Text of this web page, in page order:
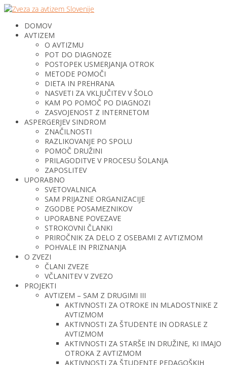
DOMOV
AVTIZEM
O AVTIZMU
POT DO DIAGNOZE
POSTOPEK USMERJANJA OTROK
METODE POMOČI
DIETA IN PREHRANA
NASVETI ZA VKLJUČITEV V ŠOLO
KAM PO POMOČ PO DIAGNOZI
ZASVOJENOST Z INTERNETOM
ASPERGERJEV SINDROM
ZNAČILNOSTI
RAZLIKOVANJE PO SPOLU
POMOČ DRUŽINI
PRILAGODITVE V PROCESU ŠOLANJA
ZAPOSLITEV
UPORABNO
SVETOVALNICA
SAM PRIJAZNE ORGANIZACIJE
ZGODBE POSAMEZNIKOV
UPORABNE POVEZAVE
STROKOVNI ČLANKI
PRIROČNIK ZA DELO Z OSEBAMI Z AVTIZMOM
POHVALE IN PRIZNANJA
O ZVEZI
ČLANI ZVEZE
VČLANITEV V ZVEZO
PROJEKTI
AVTIZEM – SAM Z DRUGIMI III
AKTIVNOSTI ZA OTROKE IN MLADOSTNIKE Z
AVTIZMOM
AKTIVNOSTI ZA ŠTUDENTE IN ODRASLE Z
AVTIZMOM
AKTIVNOSTI ZA STARŠE IN DRUŽINE, KI IMAJO
OTROKA Z AVTIZMOM
AKTIVNOSTI ZA ŠTUDENTE PEDAGOŠKIH